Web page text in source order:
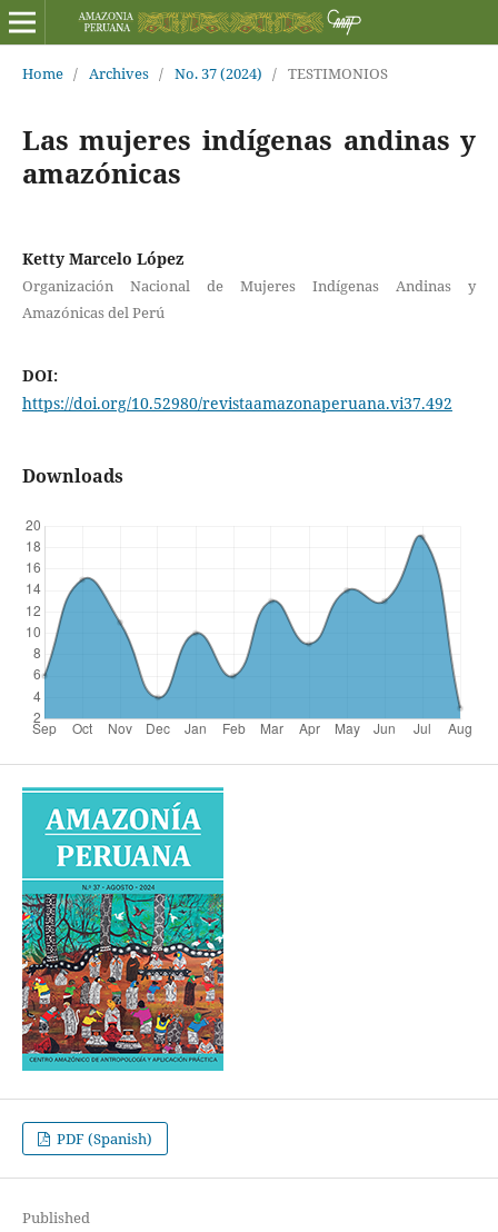
Home / Archives / No. 37 (2024) / TESTIMONIOS
Las mujeres indígenas andinas y
amazónicas
Ketty Marcelo López
Organización Nacional de Mujeres Indígenas Andinas y
Amazónicas del Perú
DOI:
https://doi.org/10.52980/revistaamazonaperuana.vi37.492
Downloads
PDF (Spanish)
Published